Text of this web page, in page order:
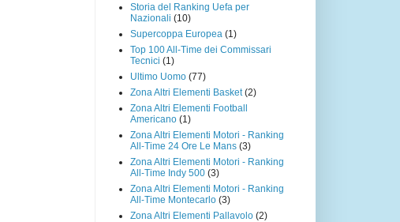
Storia del Ranking Uefa per
Nazionali (10)
Supercoppa Europea (1)
Top 100 All-Time dei Commissari
Tecnici (1)
Ultimo Uomo (77)
Zona Altri Elementi Basket (2)
Zona Altri Elementi Football
Americano (1)
Zona Altri Elementi Motori - Ranking
All-Time 24 Ore Le Mans (3)
Zona Altri Elementi Motori - Ranking
All-Time Indy 500 (3)
Zona Altri Elementi Motori - Ranking
All-Time Montecarlo (3)
Zona Altri Elementi Pallavolo (2)